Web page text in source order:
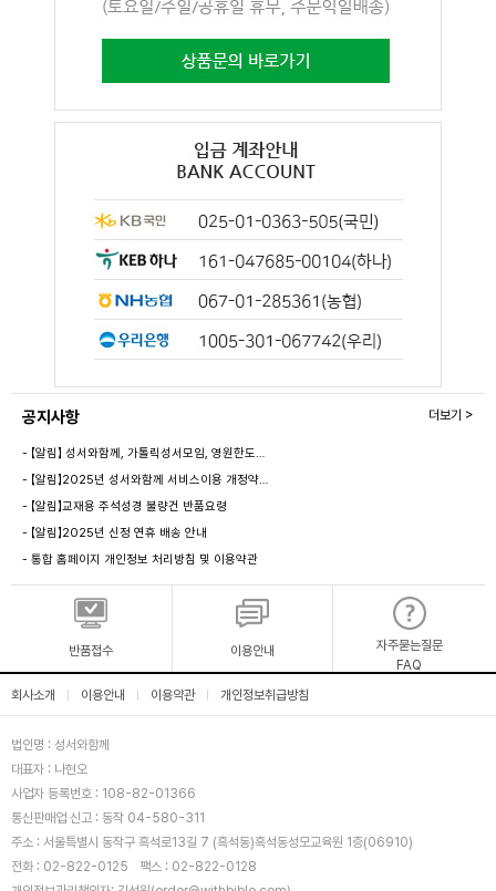
공지사항
- 【알림】 성서와함께, 가톨릭성서모임, 영원한도…
- 【알림】2025년 성서와함께 서비스이용 개정약…
- 【알림】교재용 주석성경 불량건 반품요령
- 【알림】2025년 신정 연휴 배송 안내
- 통합 홈페이지 개인정보 처리방침 및 이용약관
더보기 >
반품접수 이용안내
자주묻는질문
FAQ
회사소개
이용안내 이용약관 개인정보취급방침
법인명 : 성서와함께
대표자 : 나현오
사업자 등록번호 : 108-82-01366
통신판매업 신고 : 동작 04-580-311
주소 : 서울특별시 동작구 흑석로13길 7 (흑석동)흑석동성모교육원 1층(06910)
전화 : 02-822-0125
팩스 : 02-822-0128